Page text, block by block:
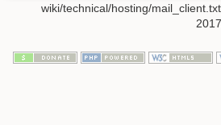
wiki/technical/hosting/mail_client.txt